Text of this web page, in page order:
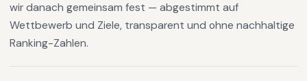
wir danach gemeinsam fest — abgestimmt auf
Wettbewerb und Ziele, transparent und ohne nachhaltige
Ranking-Zahlen.